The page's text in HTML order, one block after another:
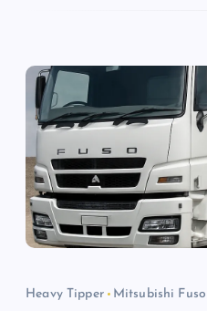
Heavy Tipper Mitsubishi Fuso